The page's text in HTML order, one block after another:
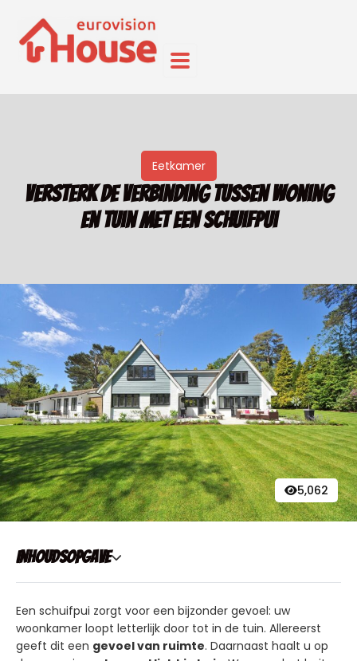
5,062
Eetkamer
Versterk de verbinding tussen woning
en tuin met een schuifpui
Inhoudsopgave
Een schuifpui zorgt voor een bijzonder gevoel: uw
woonkamer loopt letterlijk door tot in de tuin. Allereerst
geeft dit een gevoel van ruimte. Daarnaast haalt u op